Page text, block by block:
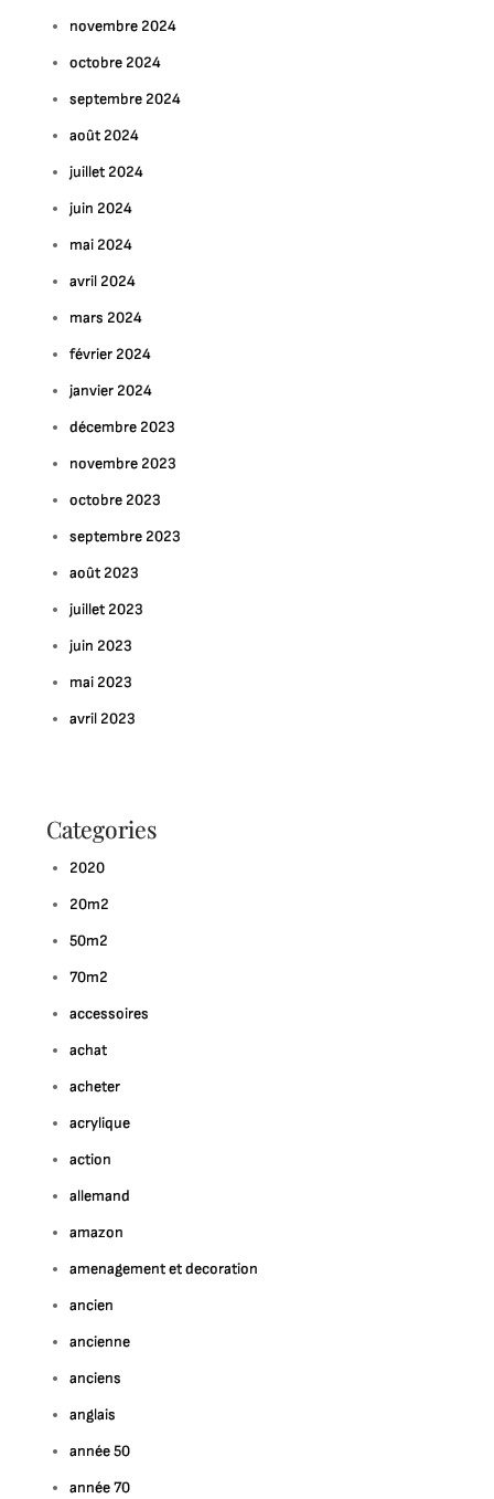
novembre 2024
octobre 2024
septembre 2024
août 2024
juillet 2024
juin 2024
mai 2024
avril 2024
mars 2024
février 2024
janvier 2024
décembre 2023
novembre 2023
octobre 2023
septembre 2023
août 2023
juillet 2023
juin 2023
mai 2023
avril 2023
Categories
2020
20m2
50m2
70m2
accessoires
achat
acheter
acrylique
action
allemand
amazon
amenagement et decoration
ancien
ancienne
anciens
anglais
année 50
année 70